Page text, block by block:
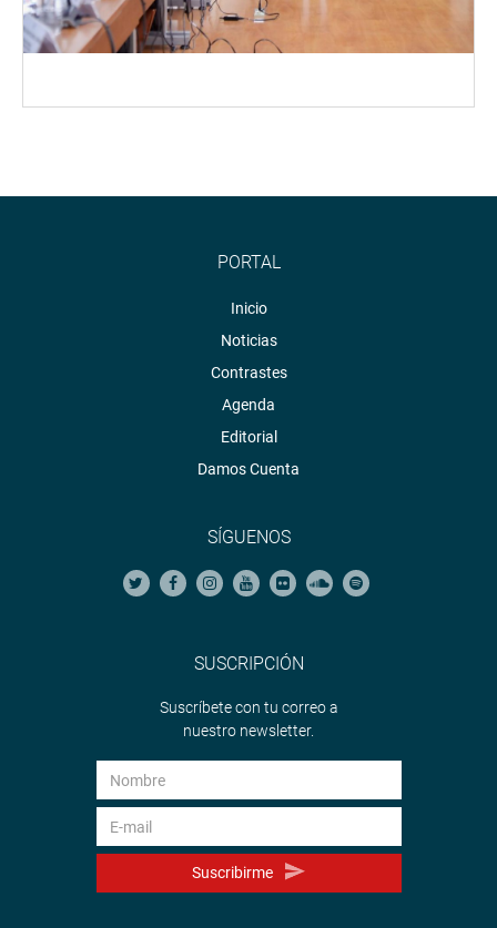
PORTAL
Inicio
Noticias
Contrastes
Agenda
Editorial
Damos Cuenta
SÍGUENOS
SUSCRIPCIÓN
Suscríbete con tu correo a
nuestro newsletter.
Suscribirme